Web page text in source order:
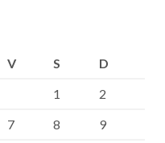
V S
D
1
2
7 8
9